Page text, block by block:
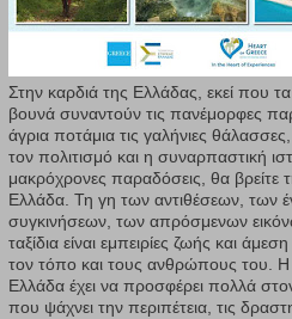
Στην καρδιά της Ελλάδας, εκεί που τα
βουνά συναντούν τις πανέμορφες
άγρια ποτάμια τις γαλήνιες
τον πολιτισμό και η συναρπαστική
μακρόχρονες παραδόσεις, θα βρείτε
Ελλάδα. Τη γη των αντιθέσεων, των
συγκινήσεων, των απρόσμενων
ταξίδια είναι εμπειρίες ζωής και
τον τόπο και τους ανθρώπους του. Η
Ελλάδα έχει να προσφέρει πολλά
που ψάχνει την περιπέτεια, τις